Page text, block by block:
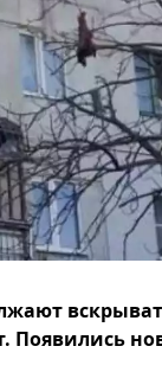
Появились